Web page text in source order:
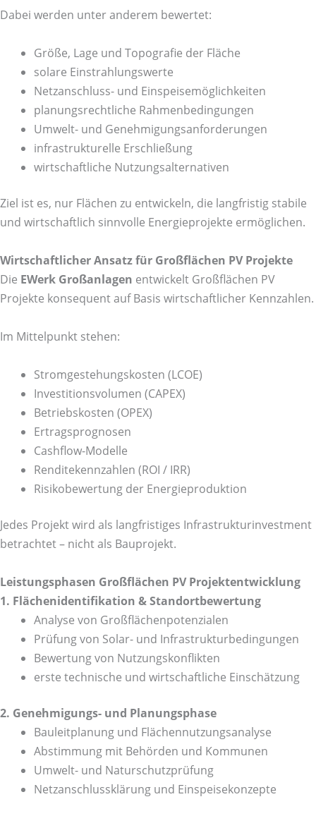
Dabei werden unter anderem bewertet:
Größe, Lage und Topografie der Fläche
solare Einstrahlungswerte
Netzanschluss- und Einspeisemöglichkeiten
planungsrechtliche Rahmenbedingungen
Umwelt- und Genehmigungsanforderungen
infrastrukturelle Erschließung
wirtschaftliche Nutzungsalternativen
Ziel ist es, nur Flächen zu entwickeln, die langfristig stabile
und wirtschaftlich sinnvolle Energieprojekte ermöglichen.
Wirtschaftlicher Ansatz für Großflächen PV Projekte
Die EWerk Großanlagen entwickelt Großflächen PV
Projekte konsequent auf Basis wirtschaftlicher Kennzahlen.
Im Mittelpunkt stehen:
Stromgestehungskosten (LCOE)
Investitionsvolumen (CAPEX)
Betriebskosten (OPEX)
Ertragsprognosen
Cashflow-Modelle
Renditekennzahlen (ROI / IRR)
Risikobewertung der Energieproduktion
Jedes Projekt wird als langfristiges Infrastrukturinvestment
betrachtet – nicht als Bauprojekt.
Leistungsphasen Großflächen PV Projektentwicklung
1. Flächenidentifikation & Standortbewertung
Analyse von Großflächenpotenzialen
Prüfung von Solar- und Infrastrukturbedingungen
Bewertung von Nutzungskonflikten
erste technische und wirtschaftliche Einschätzung
2. Genehmigungs- und Planungsphase
Bauleitplanung und Flächennutzungsanalyse
Abstimmung mit Behörden und Kommunen
Umwelt- und Naturschutzprüfung
Netzanschlussklärung und Einspeisekonzepte